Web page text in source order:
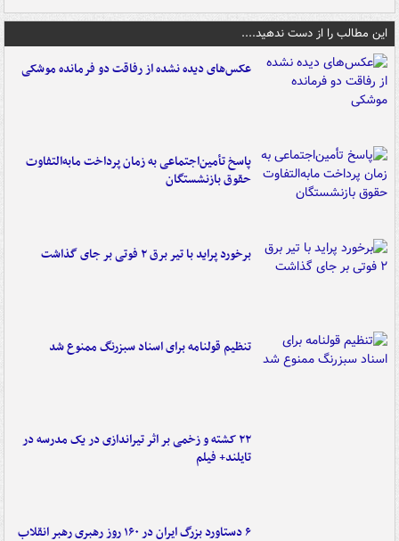
این مطالب را از دست ندهید....
عکس‌های دیده نشده از رفاقت دو فرمانده‌ موشکی
پاسخ تأمین‌اجتماعی به زمان پرداخت مابه‌التفاوت
حقوق بازنشستگان
برخورد پراید با تیر برق ۲ فوتی بر جای گذاشت
تنظیم قولنامه برای اسناد سبزرنگ ممنوع شد
۲۲ کشته و زخمی بر اثر تیراندازی در یک مدرسه در
تایلند+ فیلم
۶ دستاورد بزرگ ایران در ۱۶۰ روز رهبری رهبر انقلاب